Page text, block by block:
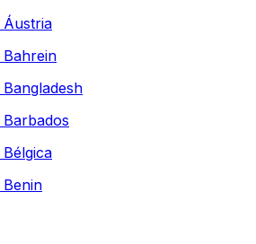
Áustria
Bahrein
Bangladesh
Barbados
Bélgica
Benin